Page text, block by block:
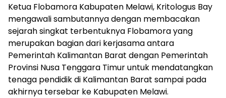
Ketua Flobamora Kabupaten Melawi, Kritologus Bay
mengawali sambutannya dengan membacakan
sejarah singkat terbentuknya Flobamora yang
merupakan bagian dari kerjasama antara
Pemerintah Kalimantan Barat dengan Pemerintah
Provinsi Nusa Tenggara Timur untuk mendatangkan
tenaga pendidik di Kalimantan Barat sampai pada
akhirnya tersebar ke Kabupaten Melawi.